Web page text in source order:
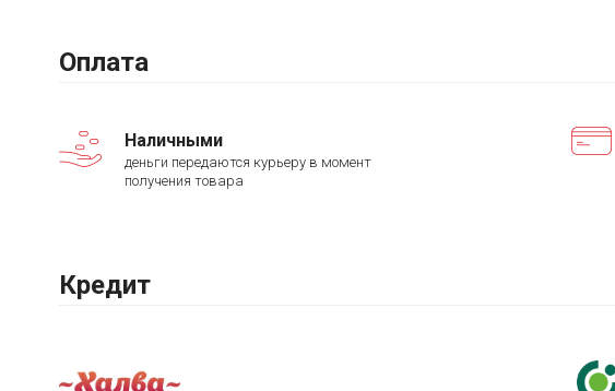
Оплата
Наличными
деньги передаются курьеру в момент
получения товара
Кредит